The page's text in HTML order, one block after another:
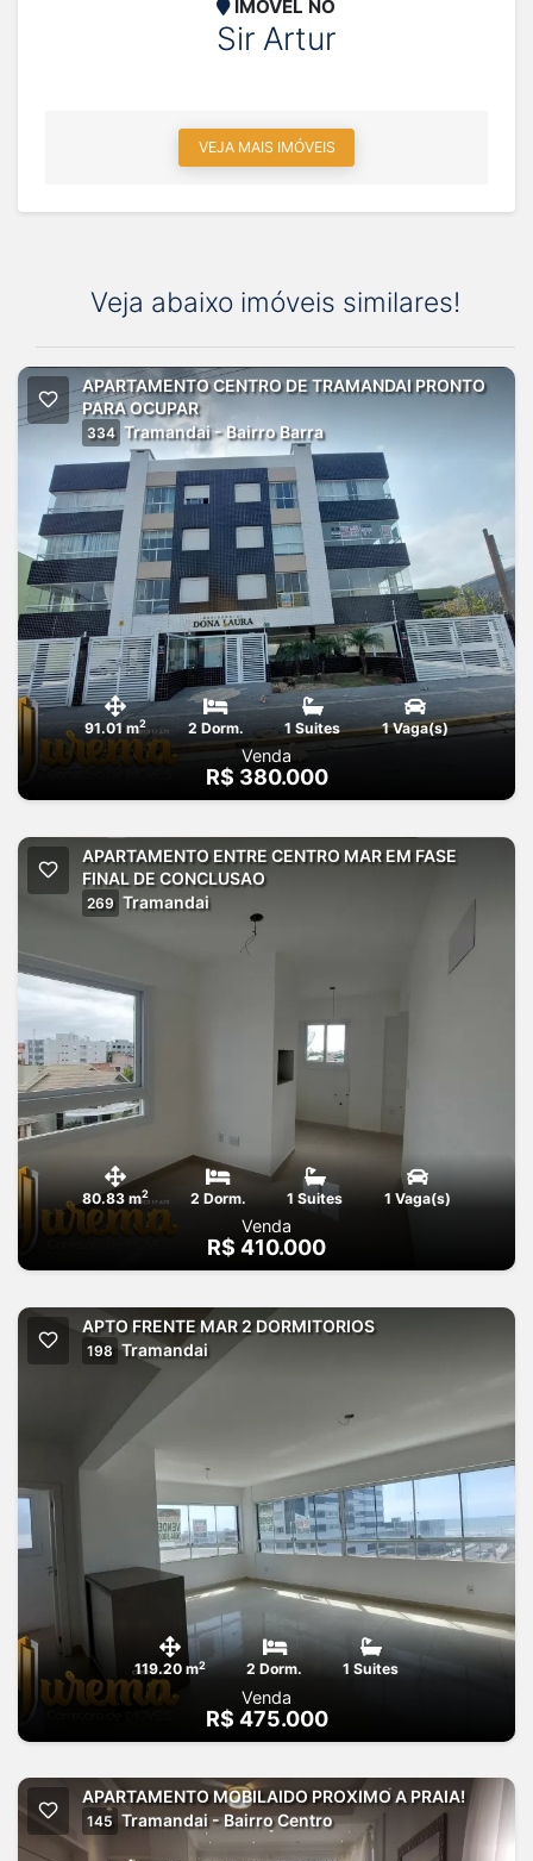
IMÓVEL NO
Sir Artur
VEJA MAIS IMÓVEIS
Veja abaixo imóveis similares!
APARTAMENTO CENTRO DE TRAMANDAI PRONTO
PARA OCUPAR
334 Tramandai - Bairro Barra
91.01 m2 2 Dorm. 1 Suites 1 Vaga(s)
Venda
R$ 380.000
APARTAMENTO ENTRE CENTRO MAR EM FASE
FINAL DE CONCLUSAO
269 Tramandai
80.83 m2 2 Dorm. 1 Suites 1 Vaga(s)
Venda
R$ 410.000
APTO FRENTE MAR 2 DORMITORIOS
198 Tramandai
119.20 m2 2 Dorm. 1 Suites
Venda
R$ 475.000
APARTAMENTO MOBILAIDO PROXIMO A PRAIA!
145 Tramandai - Bairro Centro